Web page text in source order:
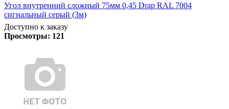
Угол внутренний сложный 75мм 0,45 Drap RAL 7004
сигнальный серый (3м)
Доступно к заказу
Просмотры: 121